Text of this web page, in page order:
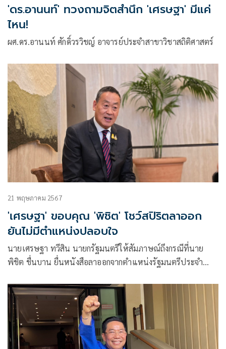
'ดร.อานนท์' ทวงถามจิตสำนึก 'เศรษฐา' มีแค่
ไหน!
ผศ.ดร.อานนท์ ศักดิ์วรวิชญ์ อาจารย์ประจำสาขาวิชาสถิติศาสตร์
21 พฤษภาคม 2567
'เศรษฐา' ขอบคุณ 'พิชิต' โชว์สปิริตลาออก
ยันไม่มีตำแหน่งปลอบใจ
นายเศรษฐา ทวีสิน นายกรัฐมนตรีให้สัมภาษณ์ถึงกรณีที่นาย
พิชิต ชื่นบาน ยื่นหนังสือลาออกจากตำแหน่งรัฐมนตรีประจำ